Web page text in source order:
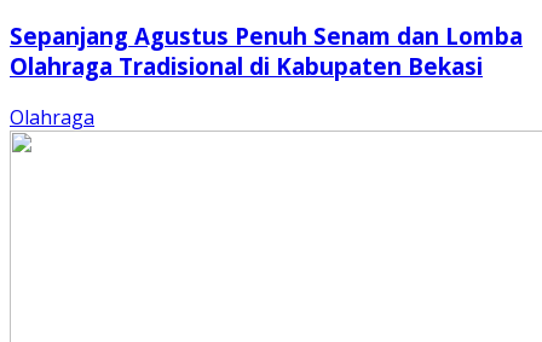
Sepanjang Agustus Penuh Senam dan Lomba
Olahraga Tradisional di Kabupaten Bekasi
Olahraga